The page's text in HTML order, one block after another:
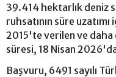
39.414 hektarlık deniz
ruhsatının süre
2015'te verilen ve daha
süresi, 18 Nisan
Başvuru, 6491 sayılı